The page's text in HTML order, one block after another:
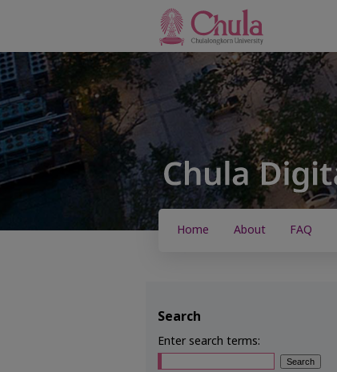
Home About FAQ
Search
Enter search terms: